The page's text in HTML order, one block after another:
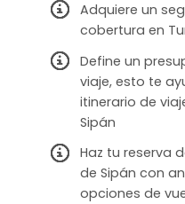
Adquiere un
cobertura en
Define un
viaje, esto te
itinerario de
Sipán
Haz tu reserva
de Sipán con
opciones de